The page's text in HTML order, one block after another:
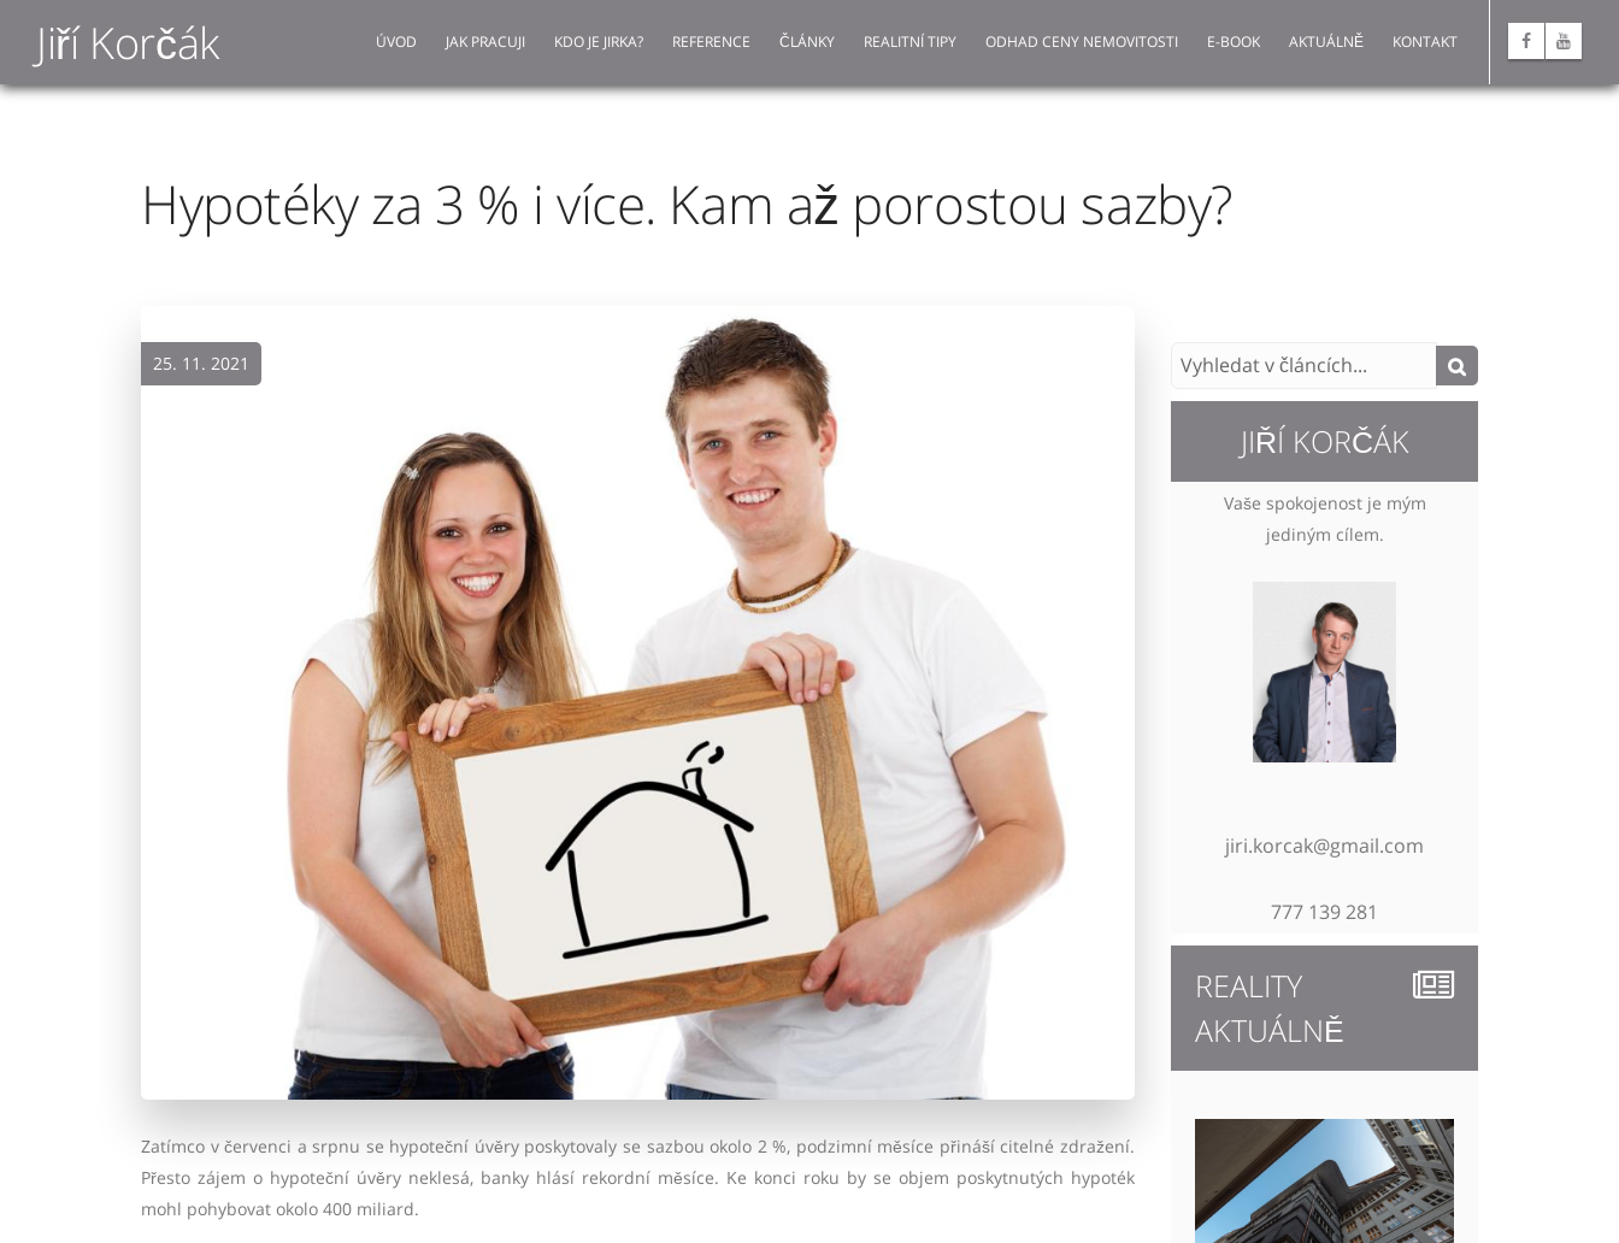
Jiří Korčák ÚVOD JAK PRACUJI KDO JE JIRKA? REFERENCE ČLÁNKY REALITNÍ TIPY ODHAD CENY NEMOVITOSTI E-BOOK AKTUÁLNĚ KONTAKT
Hypotéky za 3 % i více. Kam až porostou sazby?
25. 11. 2021
Zatímco v červenci a srpnu se hypoteční úvěry poskytovaly se sazbou okolo 2 %, podzimní měsíce přináší citelné zdražení.
Přesto zájem o hypoteční úvěry neklesá, banky hlásí rekordní měsíce. Ke konci roku by se objem poskytnutých hypoték
mohl pohybovat okolo 400 miliard.
JIŘÍ KORČÁK
Vaše spokojenost je mým
jediným cílem.
jiri.korcak@gmail.com
777 139 281
REALITY
AKTUÁLNĚ